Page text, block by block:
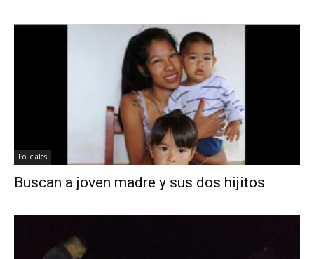
Policiales
Buscan a joven madre y sus dos hijitos